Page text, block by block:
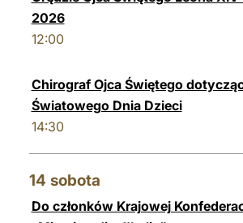
2026
12:00
Chirograf Ojca Świętego
Światowego Dnia Dzieci
14:30
14 sobota
Do członków Krajowej